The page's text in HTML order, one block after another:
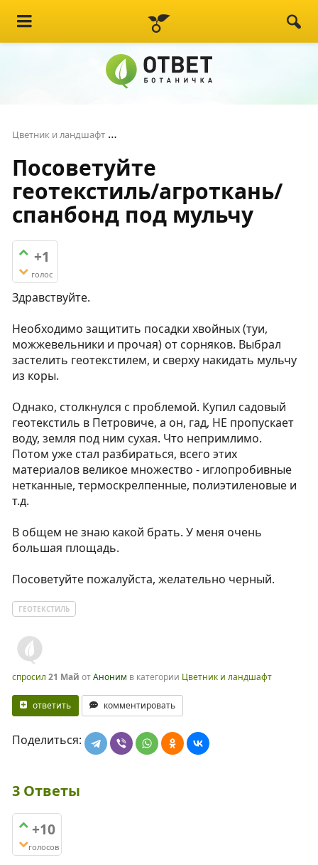
Цветник и ландшафт
Посоветуйте
геотекстиль/агроткань/
спанбонд под мульчу
+1
голос
Здравствуйте.
Необходимо защитить посадки хвойных (туи,
можжевельники и прочая) от сорняков. Выбрал
застелить геотекстилем, и сверху накидать мульчу
из коры.
Однако, столкнулся с проблемой. Купил садовый
геотекстиль в Петровиче, а он, гад, НЕ пропускает
воду, земля под ним сухая. Что непримлимо.
Потом уже стал разбираться, всего этих
материалов великое множество - иглопробивные
нетканные, термоскрелпенные, полиэтиленовые и
т.д.
В общем не знаю какой брать. У меня очень
большая площадь.
Посоветуйте пожалуйста, желательно черный.
ГЕОТЕКСТИЛЬ
спросил 21 Май отАноним в категории Цветник и ландшафт
ответить комментировать
Поделиться:
3 Ответы
+10
голосов